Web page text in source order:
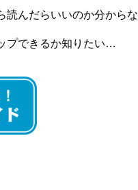
読んだらいいのか分からな
プできるか知りたい…